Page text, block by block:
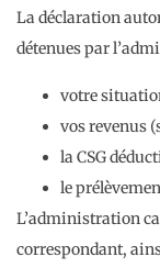
La déclaration
détenues par
votre
vos revenus
la CSG
le
L’administration
correspondant,